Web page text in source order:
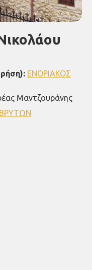
ΕΝΟΡΙΑΚΟΣ
Μαντζουράνης